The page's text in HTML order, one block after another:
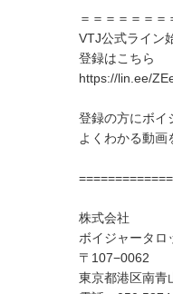
＝＝＝＝＝＝＝
VTJ公式ライン
登録はこちら
https://lin.ee/
登録の方にボイ
よくわかる動画
株式会社
ボイジャータロ
〒107−0062
東京都港区南青